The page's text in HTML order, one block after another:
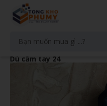
Dù cầm tay 24